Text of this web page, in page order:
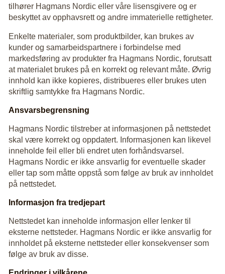
tilhører Hagmans Nordic eller våre lisensgivere og er
beskyttet av opphavsrett og andre immaterielle rettigheter.
Enkelte materialer, som produktbilder, kan brukes av
kunder og samarbeidspartnere i forbindelse med
markedsføring av produkter fra Hagmans Nordic, forutsatt
at materialet brukes på en korrekt og relevant måte. Øvrig
innhold kan ikke kopieres, distribueres eller brukes uten
skriftlig samtykke fra Hagmans Nordic.
Ansvarsbegrensning
Hagmans Nordic tilstreber at informasjonen på nettstedet
skal være korrekt og oppdatert. Informasjonen kan likevel
inneholde feil eller bli endret uten forhåndsvarsel.
Hagmans Nordic er ikke ansvarlig for eventuelle skader
eller tap som måtte oppstå som følge av bruk av innholdet
på nettstedet.
Informasjon fra tredjepart
Nettstedet kan inneholde informasjon eller lenker til
eksterne nettsteder. Hagmans Nordic er ikke ansvarlig for
innholdet på eksterne nettsteder eller konsekvenser som
følge av bruk av disse.